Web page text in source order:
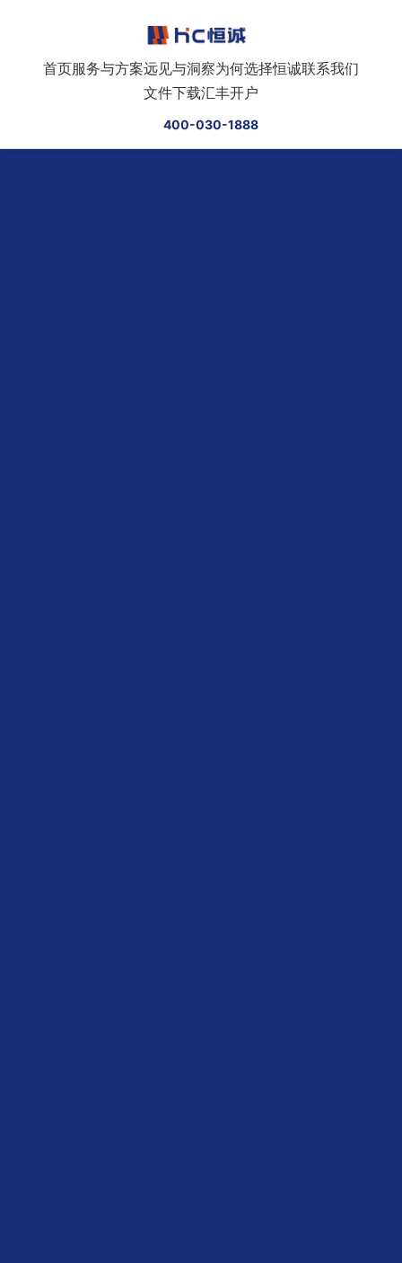
首页服务与方案远见与洞察为何选择恒诚联系我们
文件下载汇丰开户
400-030-1888